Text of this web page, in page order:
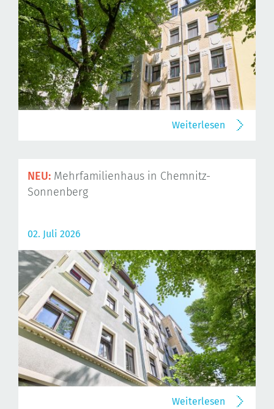
Weiterlesen
NEU: Mehrfamilienhaus in Chemnitz-
Sonnenberg
02. Juli 2026
Weiterlesen